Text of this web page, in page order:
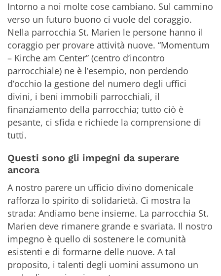
Intorno a noi molte cose cambiano. Sul cammino
verso un futuro buono ci vuole del coraggio.
Nella parrocchia St. Marien le persone hanno il
coraggio per provare attività nuove. “Momentum
– Kirche am Center” (centro d’incontro
parrocchiale) ne è l’esempio, non perdendo
d’occhio la gestione del numero degli uffici
divini, i beni immobili parrocchiali, il
finanziamento della parrocchia; tutto ciò è
pesante, ci sfida e richiede la comprensione di
tutti.
Questi sono gli impegni da superare
ancora
A nostro parere un ufficio divino domenicale
rafforza lo spirito di solidarietà. Ci mostra la
strada: Andiamo bene insieme. La parrocchia St.
Marien deve rimanere grande e svariata. Il nostro
impegno è quello di sostenere le comunità
esistenti e di formarne delle nuove. A tal
proposito, i talenti degli uomini assumono un